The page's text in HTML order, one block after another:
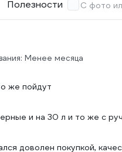
Полезности С фото
Менее месяца
же пойдут
и на 30 л и то же с
доволен покупкой,